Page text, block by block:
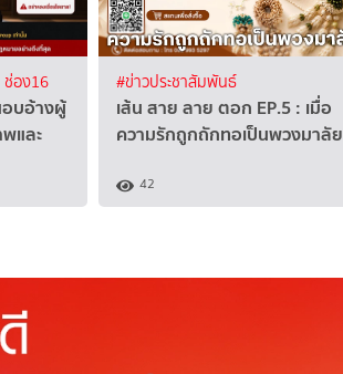
ช่อง16
บอ้างผู้
และ
#ข่าวประชาสัมพันธ์
เส้น สาย ลาย ตอก EP.5 : เมื่อ
ความรักถูกถักทอเป็นพวงมาลัย
42